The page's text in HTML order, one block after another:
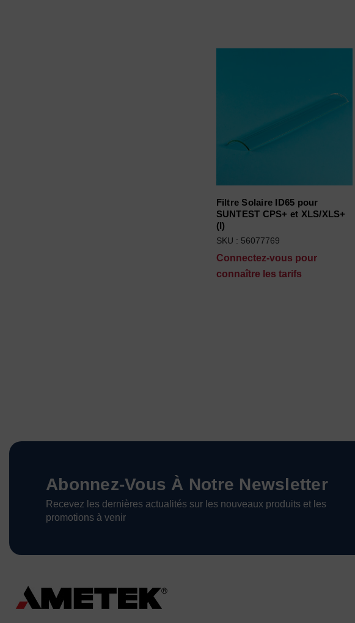
Filtre Solaire ID65 pour
SUNTEST CPS+ et XLS/XLS+
(I)
SKU : 56077769
Connectez-vous pour
connaître les tarifs
Abonnez-Vous À Notre Newsletter
Recevez les dernières actualités sur les nouveaux produits et les
promotions à venir